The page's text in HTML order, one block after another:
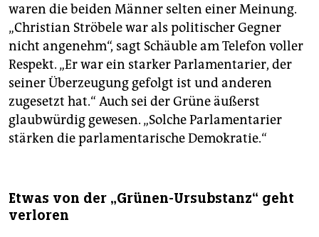
waren die beiden Männer selten einer Meinung.
„Christian Ströbele war als politischer Gegner
nicht angenehm“, sagt Schäuble am Telefon voller
Respekt. „Er war ein starker Parlamentarier, der
seiner Überzeugung gefolgt ist und anderen
zugesetzt hat.“ Auch sei der Grüne äußerst
glaubwürdig gewesen. „Solche Parlamentarier
stärken die parlamentarische Demokratie.“
Etwas von der „Grünen-Ursubstanz“ geht
verloren